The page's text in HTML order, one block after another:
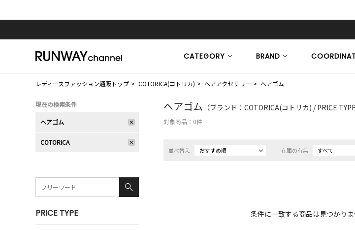
CATEGORY BRAND
レディースファッション通販トップ COTORICA(コトリカ) ヘアアクセサリー ヘアゴム
ヘアゴム （ブランド：COTORICA(コトリカ) / PRICE
対象商品： 0件
並べ替え おすすめ順 在庫の有無 すべて
条件に一致する商品は見つかり
現在の検索条件
ヘアゴム
COTORICA
PRICE TYPE